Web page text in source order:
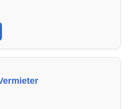
über die aktuellen Mietpreise
weißt du genau, welche Miete
lohnt.